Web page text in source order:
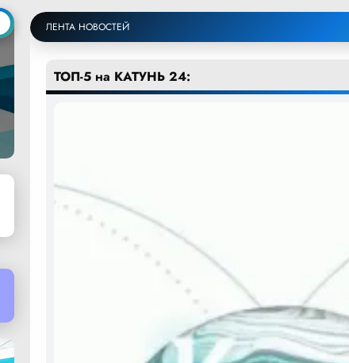
ЛЕНТА НОВОСТЕЙ
ТОП-5 на КАТУНЬ 24: